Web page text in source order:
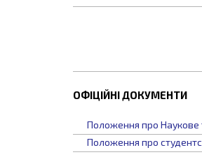
ОФІЦІЙНІ ДОКУМЕНТИ
Положення про Наукове
Положення про